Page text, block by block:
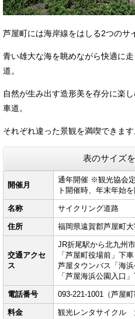
芦屋町には海岸線をはしる2つのサ
青い雄大な海を眺めながら快適に
道。
自然が生み出す造形美を存分に楽
車道。
それぞれ違った景観を満喫できます
表のサイズ
開催月
通年開催 ※観光協会
ト開催時、年末年始を
名称 サイクリング道路
住所 福岡県遠賀郡芦屋町
交通アクセ
ス
JR折尾駅から北九州
「芦屋町役場前」下
芦屋タウンバス「海浜
「芦屋海浜公園入口
電話番号 093-221-1001（芦屋町
料金 観光レンタサイクル